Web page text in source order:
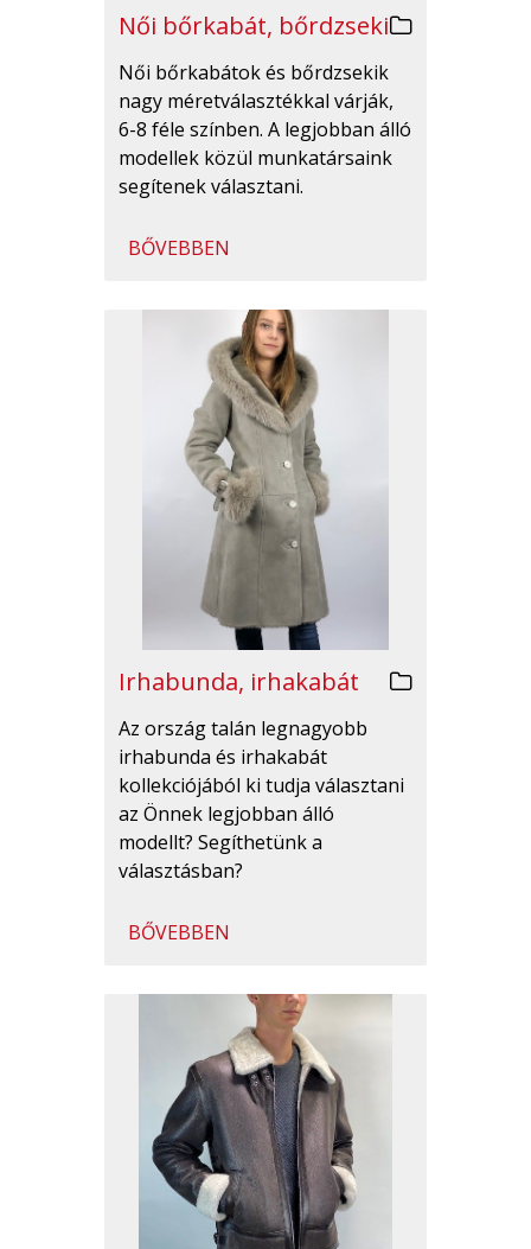
Női bőrkabát, bőrdzseki
Női bőrkabátok és bőrdzsekik
nagy méretválasztékkal várják,
6-8 féle színben. A legjobban álló
modellek közül munkatársaink
segítenek választani.
BŐVEBBEN
Irhabunda, irhakabát
Az ország talán legnagyobb
irhabunda és irhakabát
kollekciójából ki tudja választani
az Önnek legjobban álló
modellt? Segíthetünk a
választásban?
BŐVEBBEN